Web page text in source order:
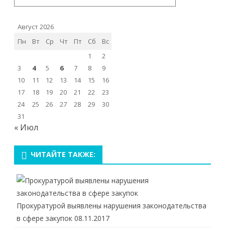
Август 2026
Пн
Вт Ср Чт Пт Сб
Вс
1
2
3
4 5 6 7 8
9
10
11 12 13 14 15
16
17
18 19 20 21 22
23
24
25 26 27 28 29
30
31
« Июл
ЧИТАЙТЕ ТАКЖЕ:
Прокуратурой выявлены нарушения законодательства
в сфере закупок 08.11.2017